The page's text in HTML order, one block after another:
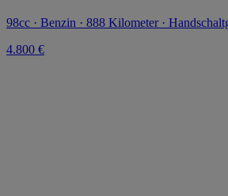
98cc · Benzin · 888 Kilometer ·
4.800 €